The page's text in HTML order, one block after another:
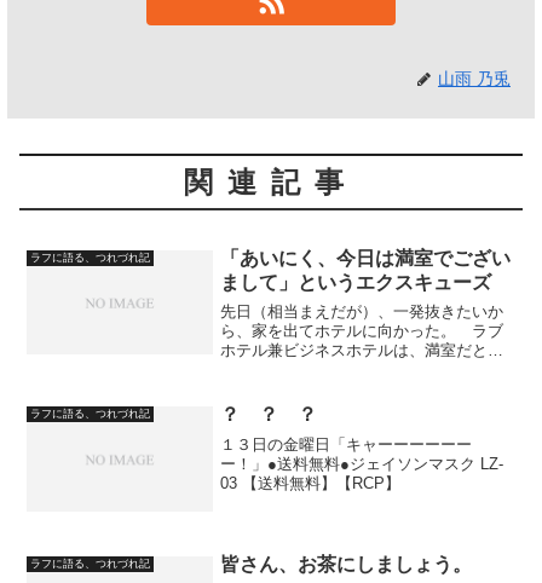
山雨 乃兎
関連記事
ラフに語る、つれづれ記
「あいにく、今日は満室でござい
まして」というエクスキューズ
先日（相当まえだが）、一発抜きたいか
ら、家を出てホテルに向かった。 ラブ
ホテル兼ビジネスホテルは、満室だと言
テルから、近くのビジネスホテルに向か
ラフに語る、つれづれ記 ？ ？ ？
１３日の金曜日「キャーーーーーー
ー！」●送料無料●ジェイソンマスク LZ-
03 【送料無料】【RCP】
ラフに語る、つれづれ記 皆さん、お茶にしましょう。